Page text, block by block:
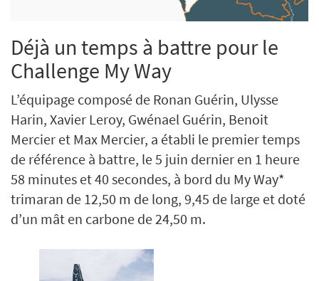
Déjà un temps à battre pour le
Challenge My Way
L’équipage composé de Ronan Guérin, Ulysse
Harin, Xavier Leroy, Gwénael Guérin, Benoit
Mercier et Max Mercier, a établi le premier temps
de référence à battre, le 5 juin dernier en 1 heure
58 minutes et 40 secondes, à bord du My Way*
trimaran de 12,50 m de long, 9,45 de large et doté
d’un mât en carbone de 24,50 m.